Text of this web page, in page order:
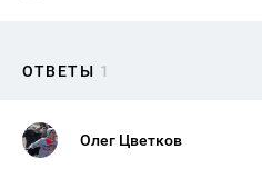
ОТВЕТЫ 1
Олег Цветков